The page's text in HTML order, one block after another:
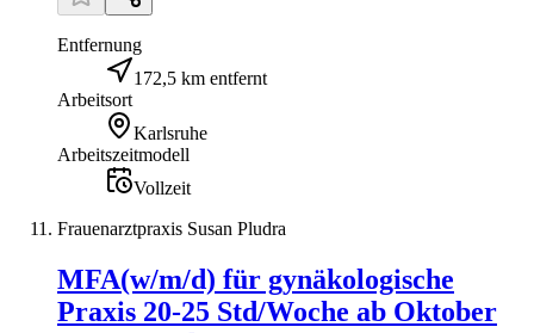
Entfernung
172,5 km entfernt
Arbeitsort
Karlsruhe
Arbeitszeitmodell
Vollzeit
Frauenarztpraxis Susan Pludra
MFA(w/m/d) für gynäkologische
Praxis 20-25 Std/Woche ab Oktober